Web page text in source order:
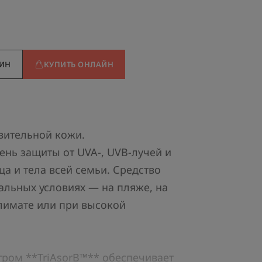
КУПИТЬ ОНЛАЙН
кожи.
защиты от UVA-, UVB-лучей и
и тела всей семьи. Средство
условиях — на пляже, на
или при высокой
**TriAsorB™** обеспечивает